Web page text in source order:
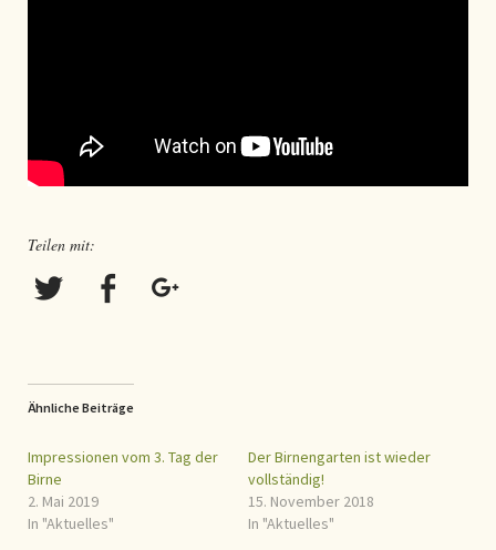
Teilen mit:
Ähnliche Beiträge
Impressionen vom 3. Tag der
Birne
2. Mai 2019
In "Aktuelles"
Der Birnengarten ist wieder
vollständig!
15. November 2018
In "Aktuelles"